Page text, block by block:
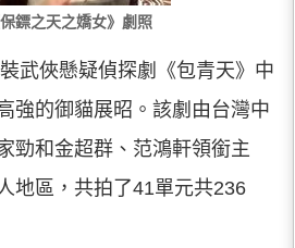
鏢之天之嬌女》劇照
武俠懸疑偵探劇《包青天》中
強的御貓展昭。該劇由台灣中
勁和金超群、范鴻軒領銜主
地區，共拍了41單元共236